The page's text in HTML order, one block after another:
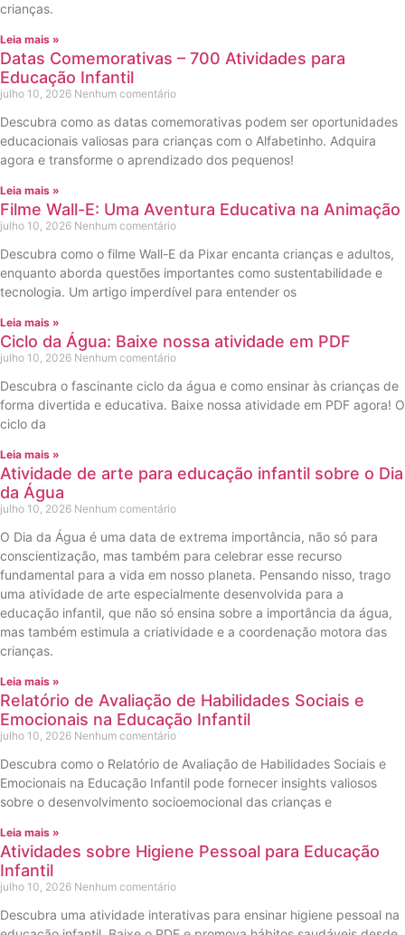
crianças.
Leia mais »
Datas Comemorativas – 700 Atividades para
Educação Infantil
julho 10, 2026 Nenhum comentário
Descubra como as datas comemorativas podem ser oportunidades
educacionais valiosas para crianças com o Alfabetinho. Adquira
agora e transforme o aprendizado dos pequenos!
Leia mais »
Filme Wall-E: Uma Aventura Educativa na Animação
julho 10, 2026 Nenhum comentário
Descubra como o filme Wall-E da Pixar encanta crianças e adultos,
enquanto aborda questões importantes como sustentabilidade e
tecnologia. Um artigo imperdível para entender os
Leia mais »
Ciclo da Água: Baixe nossa atividade em PDF
julho 10, 2026 Nenhum comentário
Descubra o fascinante ciclo da água e como ensinar às crianças de
forma divertida e educativa. Baixe nossa atividade em PDF agora! O
ciclo da
Leia mais »
Atividade de arte para educação infantil sobre o Dia
da Água
julho 10, 2026 Nenhum comentário
O Dia da Água é uma data de extrema importância, não só para
conscientização, mas também para celebrar esse recurso
fundamental para a vida em nosso planeta. Pensando nisso, trago
uma atividade de arte especialmente desenvolvida para a
educação infantil, que não só ensina sobre a importância da água,
mas também estimula a criatividade e a coordenação motora das
crianças.
Leia mais »
Relatório de Avaliação de Habilidades Sociais e
Emocionais na Educação Infantil
julho 10, 2026 Nenhum comentário
Descubra como o Relatório de Avaliação de Habilidades Sociais e
Emocionais na Educação Infantil pode fornecer insights valiosos
sobre o desenvolvimento socioemocional das crianças e
Leia mais »
Atividades sobre Higiene Pessoal para Educação
Infantil
julho 10, 2026 Nenhum comentário
Descubra uma atividade interativas para ensinar higiene pessoal na